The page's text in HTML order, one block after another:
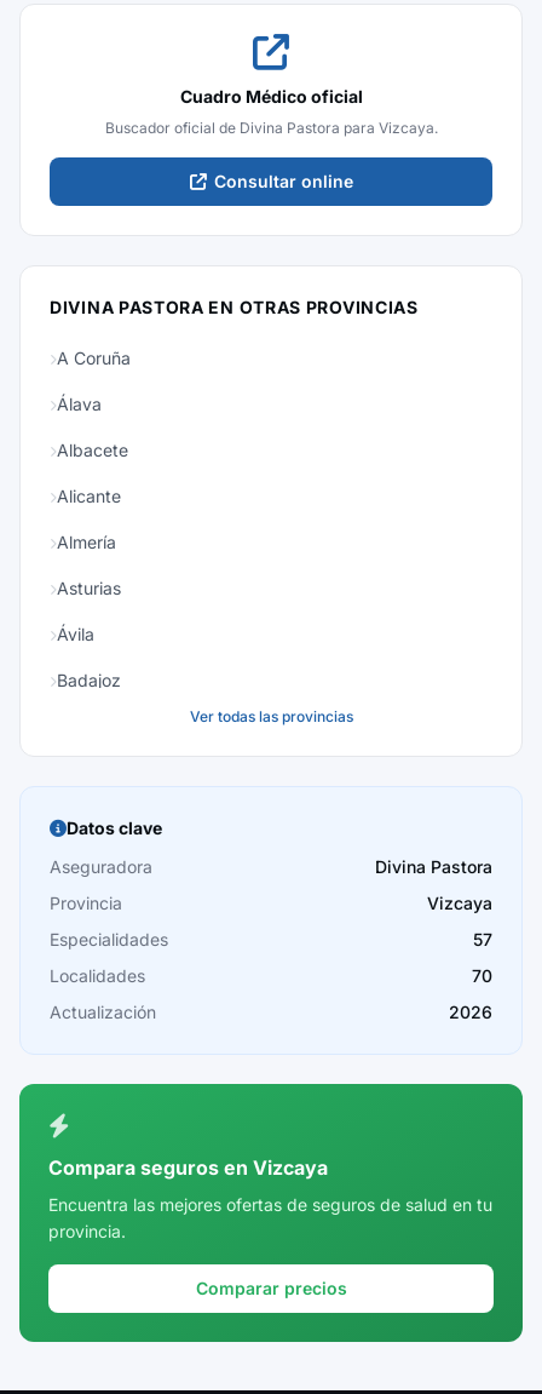
Cuadro Médico oficial
Buscador oficial de Divina Pastora para Vizcaya.
Consultar online
DIVINA PASTORA EN OTRAS PROVINCIAS
A Coruña
Álava
Albacete
Alicante
Almería
Asturias
Ávila
Badajoz
Burgos
Cáceres
Cádiz
Cantabria
Castellón
Córdoba
Cuenca
Girona
Ver todas las provincias
Datos clave
Aseguradora
Divina Pastora
Provincia
Vizcaya
Especialidades
57
Localidades
70
Actualización
2026
Compara seguros en Vizcaya
Encuentra las mejores ofertas de seguros de salud en tu
provincia.
Comparar precios